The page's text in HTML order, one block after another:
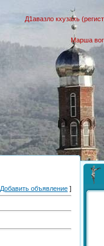
Марша
Д1авазло кхузахь
Добавить объявление ]